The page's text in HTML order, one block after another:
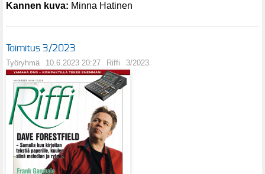
Kannen kuva: Minna Hatinen
Toimitus 3/2023
Työryhmä 10.6.2023 20:27 Riffi 3/2023